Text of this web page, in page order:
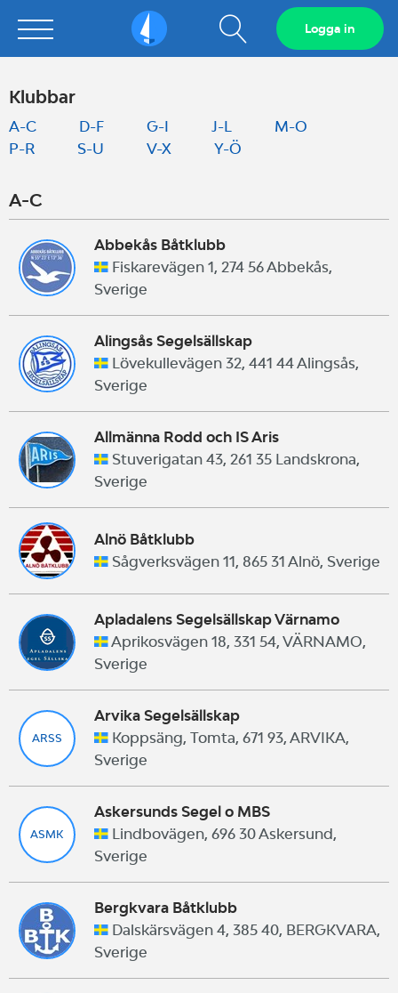
Sailarena Visa
sökfält
Logga in
Klubbar
A-C D-F G-I J-L
M-O
P-R
S-U V-X Y-Ö
A-C
Abbekås Båtklubb
Fiskarevägen 1, 274 56 Abbekås,
Sverige
Alingsås Segelsällskap
Lövekullevägen 32, 441 44 Alingsås,
Sverige
Allmänna Rodd och IS Aris
Stuverigatan 43, 261 35 Landskrona,
Sverige
Alnö Båtklubb
Sågverksvägen 11, 865 31 Alnö, Sverige
Apladalens Segelsällskap Värnamo
Aprikosvägen 18, 331 54, VÄRNAMO,
Sverige
ARSS
Arvika Segelsällskap
Koppsäng, Tomta, 671 93, ARVIKA,
Sverige
ASMK
Askersunds Segel o MBS
Lindbovägen, 696 30 Askersund,
Sverige
Bergkvara Båtklubb
Dalskärsvägen 4, 385 40, BERGKVARA,
Sverige